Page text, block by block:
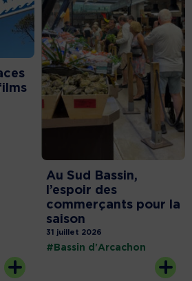
Au Sud Bassin,
l’espoir des
commerçants pour la
saison
31 juillet 2026
#Bassin d'Arcachon